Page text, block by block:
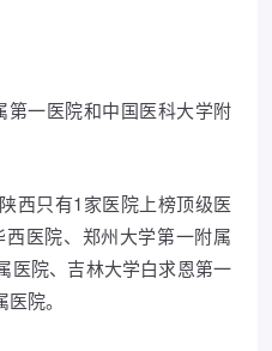
一医院和中国医科大学附
西只有1家医院上榜顶级医
医院、郑州大学第一附属
医院、吉林大学白求恩第一
院。